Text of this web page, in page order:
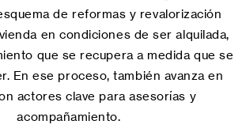
de reformas y revalorización
en condiciones de ser alquilada,
que se recupera a medida que se
En ese proceso, también avanza en
actores clave para asesorías y
acompañamiento.